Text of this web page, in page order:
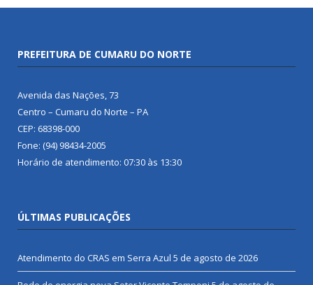
PREFEITURA DE CUMARU DO NORTE
Avenida das Nações, 73
Centro – Cumaru do Norte – PA
CEP: 68398-000
Fone: (94) 98434-2005
Horário de atendimento: 07:30 às 13:30
ÚLTIMAS PUBLICAÇÕES
Atendimento do CRAS em Serra Azul 5 de agosto de 2026